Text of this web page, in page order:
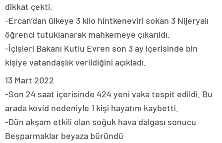
dikkat çekti.
-Ercan’dan ülkeye 3 kilo hintkeneviri sokan 3 Nijeryalı
öğrenci tutuklanarak mahkemeye çıkarıldı.
-İçişleri Bakanı Kutlu Evren son 3 ay içerisinde bin
kişiye vatandaşlık verildiğini açıkladı.
13 Mart 2022
-Son 24 saat içerisinde 424 yeni vaka tespit edildi. Bu
arada kovid nedeniyle 1 kişi hayatını kaybetti.
-Dün akşam etkili olan soğuk hava dalgası sonucu
Beşparmaklar beyaza büründü